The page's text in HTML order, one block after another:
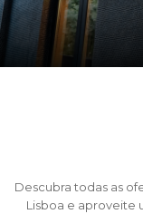
Descubra todas as
Lisboa e aproveite